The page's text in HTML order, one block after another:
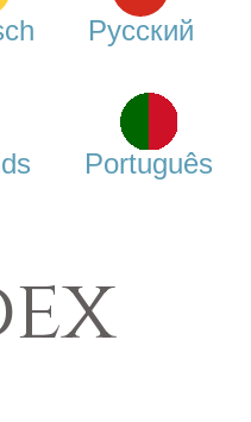
Русский
Português